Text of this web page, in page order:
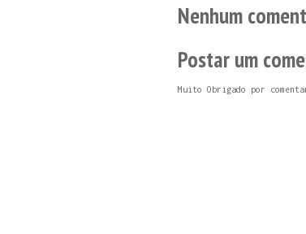
Nenhum
Postar um
Muito Obrigado por